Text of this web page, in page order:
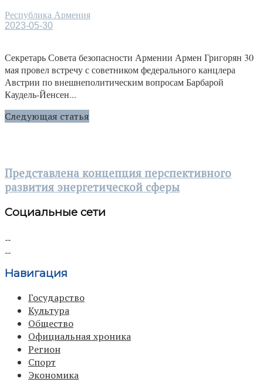
Республика Армения
2023-05-30
Секретарь Совета безопасности Армении Армен Григорян 30
мая провел встречу с советником федерального канцлера
Австрии по внешнеполитическим вопросам Барбарой
Каудель-Йенсен...
Следующая статья
Представлена концепция перспективного
развития энергетической сферы
Социальные сети
Навигация
Государство
Культура
Общество
Официальная хроника
Регион
Спорт
Экономика